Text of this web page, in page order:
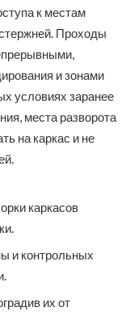
к местам
Проходы
и зонами
условиях заранее
места разворота
на каркас и не
каркасов
и контрольных
их от